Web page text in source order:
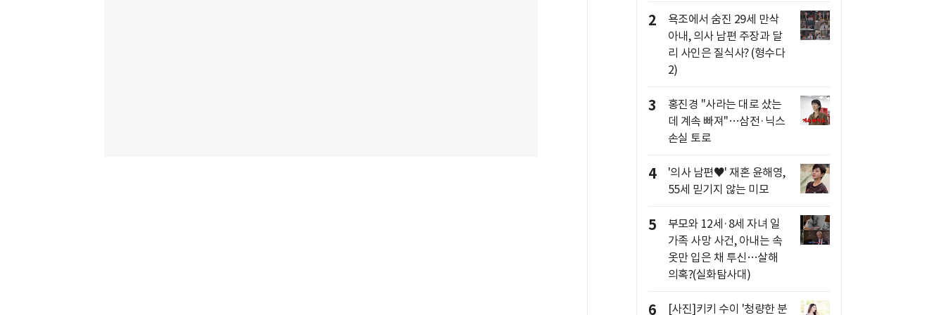
2
욕조에서 숨진 29세 만삭
아내, 의사 남편 주장과 달
리 사인은 질식사? (형수다
2)
3
홍진경 "사라는 대로 샀는
데 계속 빠져"…삼전·닉스
손실 토로
4
'의사 남편♥' 재혼 윤해영,
55세 믿기지 않는 미모
5
부모와 12세·8세 자녀 일
가족 사망 사건, 아내는 속
옷만 입은 채 투신…살해
의혹?(실화탐사대)
6 [사진]키키 수이 '청량한 분